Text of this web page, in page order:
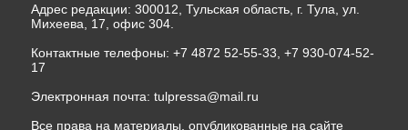
Адрес редакции: 300012, Тульская область, г. Тула, ул.
Михеева, 17, офис 304.
Контактные телефоны: +7 4872 52-55-33, +7 930-074-52-
17
Электронная почта: tulpressa@mail.ru
Все права на материалы, опубликованные на сайте